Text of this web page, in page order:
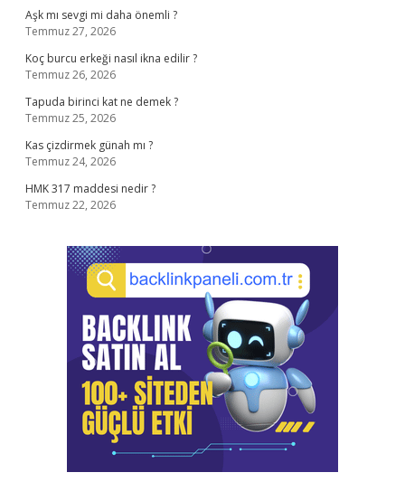
Aşk mı sevgi mi daha önemli ?
Temmuz 27, 2026
Koç burcu erkeği nasıl ikna edilir ?
Temmuz 26, 2026
Tapuda birinci kat ne demek ?
Temmuz 25, 2026
Kas çizdirmek günah mı ?
Temmuz 24, 2026
HMK 317 maddesi nedir ?
Temmuz 22, 2026